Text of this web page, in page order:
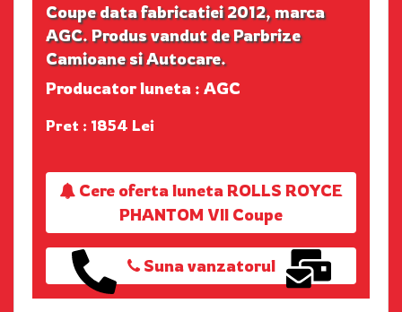
Coupe data fabricatiei 2012, marca
AGC. Produs vandut de Parbrize
Camioane si Autocare.
Producator luneta : AGC
Pret : 1854 Lei
Cere oferta luneta ROLLS ROYCE
PHANTOM VII Coupe
Suna vanzatorul